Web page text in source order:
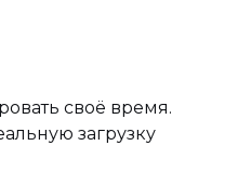
своё время.
загрузку